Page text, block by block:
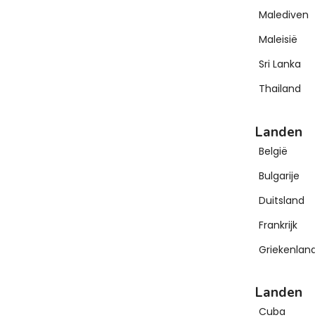
Malediven
Maleisië
Sri Lanka
Thailand
Landen
België
Bulgarije
Duitsland
Frankrijk
Landen
Cuba